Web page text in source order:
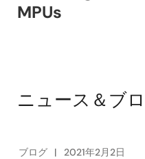
ニュース＆ブ
ブログ 2021年2月2日